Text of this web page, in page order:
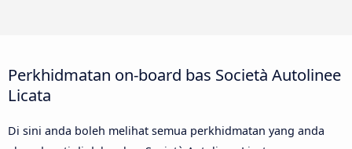
Perkhidmatan on-board bas Società Autolinee
Licata
Di sini anda boleh melihat semua perkhidmatan yang anda